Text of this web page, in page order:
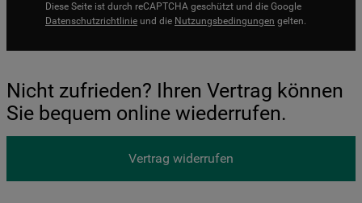
Diese Seite ist durch reCAPTCHA geschützt und die Google
Datenschutzrichtlinie und die Nutzungsbedingungen gelten.
Nicht zufrieden? Ihren Vertrag können
Sie bequem online wiederrufen.
Vertrag widerrufen